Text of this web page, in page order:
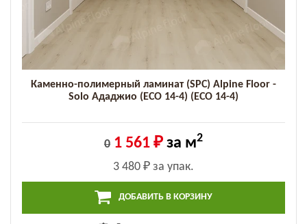
Каменно-полимерный ламинат (SPC) Alpine Floor -
Solo Ададжио (ECO 14-4) (ECO 14-4)
0 1 561 ₽ за м2
3 480 ₽ за упак.
ДОБАВИТЬ В КОРЗИНУ